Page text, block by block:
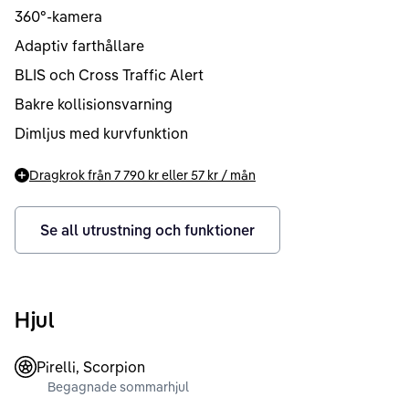
360°-kamera
Adaptiv farthållare
BLIS och Cross Traffic Alert
Bakre kollisionsvarning
Dimljus med kurvfunktion
Dragkrok från 7 790 kreller57 kr / mån
Se all utrustning och funktioner
Hjul
Pirelli, Scorpion
Begagnade sommarhjul